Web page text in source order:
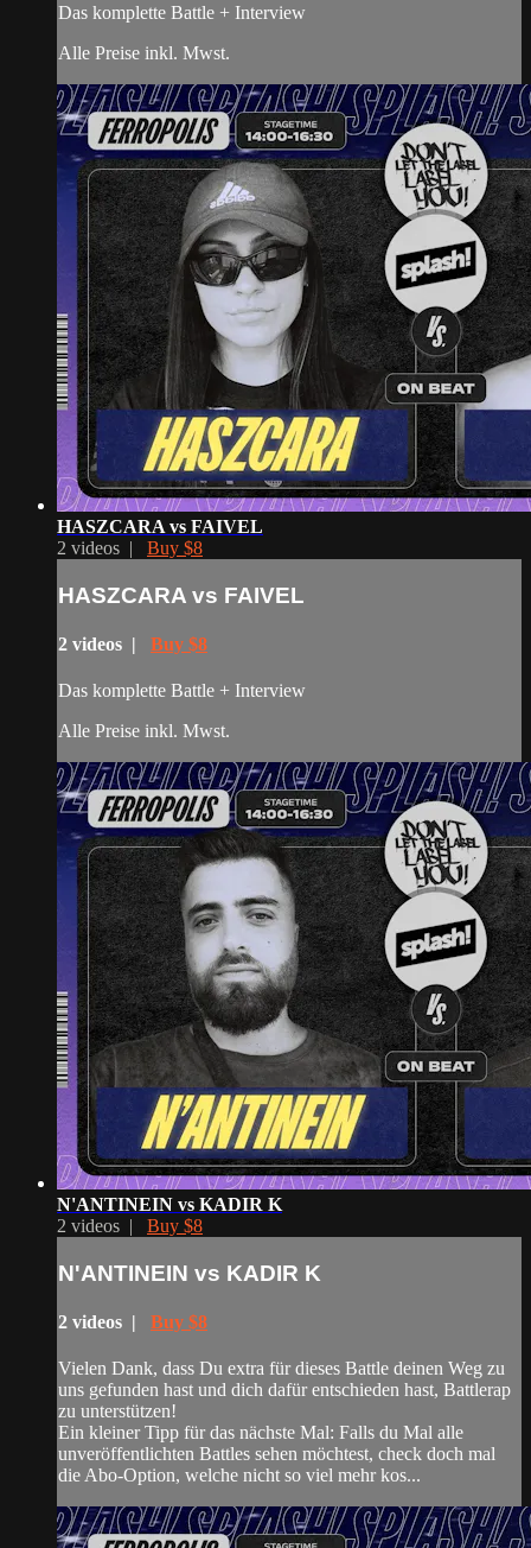
Das komplette Battle + Interview
Alle Preise inkl. Mwst.
HASZCARA vs FAIVEL
2 videos | Buy $8
HASZCARA vs FAIVEL
2 videos | Buy $8
Das komplette Battle + Interview
Alle Preise inkl. Mwst.
N'ANTINEIN vs KADIR K
2 videos | Buy $8
N'ANTINEIN vs KADIR K
2 videos | Buy $8
Vielen Dank, dass Du extra für dieses Battle deinen Weg zu
uns gefunden hast und dich dafür entschieden hast, Battlerap
zu unterstützen!
Ein kleiner Tipp für das nächste Mal: Falls du Mal alle
unveröffentlichten Battles sehen möchtest, check doch mal
die Abo-Option, welche nicht so viel mehr kos...